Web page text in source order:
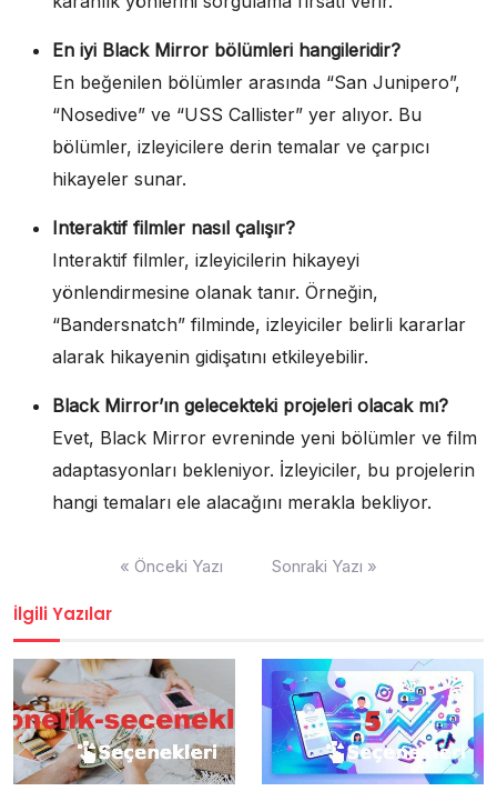
En iyi Black Mirror bölümleri hangileridir?
En beğenilen bölümler arasında “San Junipero”,
“Nosedive” ve “USS Callister” yer alıyor. Bu
bölümler, izleyicilere derin temalar ve çarpıcı
hikayeler sunar.
Interaktif filmler nasıl çalışır?
Interaktif filmler, izleyicilerin hikayeyi
yönlendirmesine olanak tanır. Örneğin,
“Bandersnatch” filminde, izleyiciler belirli kararlar
alarak hikayenin gidişatını etkileyebilir.
Black Mirror’ın gelecekteki projeleri olacak mı?
Evet, Black Mirror evreninde yeni bölümler ve film
adaptasyonları bekleniyor. İzleyiciler, bu projelerin
hangi temaları ele alacağını merakla bekliyor.
« Önceki Yazı Sonraki Yazı »
İlgili Yazılar